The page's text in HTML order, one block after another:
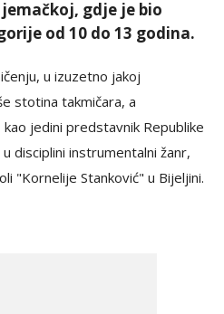
gdje je bio
od 10 do 13 godina.
u izuzetno jakoj
stotina takmičara, a
jedini predstavnik Republike
disciplini instrumentalni žanr,
"Kornelije Stanković" u Bijeljini.